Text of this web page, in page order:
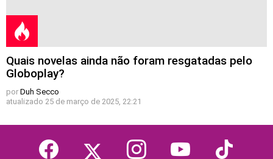
Quais novelas ainda não foram resgatadas pelo
Globoplay?
por Duh Secco
atualizado 25 de março de 2025, 22:21
facebook instagram youtube tiktok